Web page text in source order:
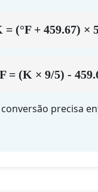
= (°F + 459.67) ×
= (K × 9/5) -
precisa